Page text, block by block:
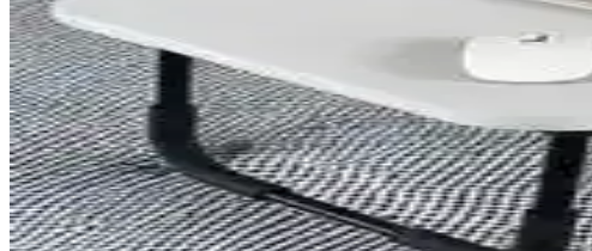
Çatı Arası İzolasyon Değişimi ve Depolama Alanı
Çatı arası izolasyonunun değiştirilmesi ve depolama alanı oluşturulması
performansı ve uygulama önerileri ele alınmaktadır.
Yüzeysel Ahşap Raflar: Basit Araçlarla Estetik ve
Yüzeysel ahşap raflar, basit araçlar ve tekniklerle estetik ve fonksiyonel
Tezgah Altı Testere Depolama ve Toz Toplama